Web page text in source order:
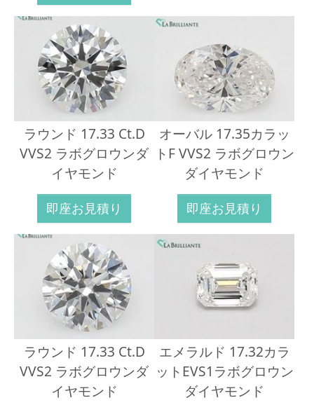
ラウンド 17.33 Ct.D
VVS2 ラボグロウンダ
イヤモンド
即座お見積り
オーバル 17.35カラッ
トF VVS2 ラボグロウン
ダイヤモンド
即座お見積り
ラウンド 17.33 Ct.D
VVS2 ラボグロウンダ
イヤモンド
エメラルド 17.32カラ
ットEVS1ラボグロウン
ダイヤモンド